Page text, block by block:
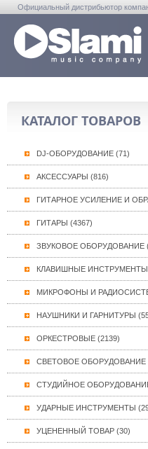
Официальный дистрибьютор
КАТАЛОГ ТОВАРОВ
DJ-ОБОРУДОВАНИЕ (71)
АКСЕССУАРЫ (816)
ГИТАРНОЕ УСИЛЕНИЕ И
ГИТАРЫ (4367)
ЗВУКОВОЕ ОБОРУДОВАНИЕ
КЛАВИШНЫЕ ИНСТРУМЕНТЫ
МИКРОФОНЫ И
НАУШНИКИ И ГАРНИТУРЫ
ОРКЕСТРОВЫЕ (2139)
СВЕТОВОЕ ОБОРУДОВАНИЕ
СТУДИЙНОЕ
УДАРНЫЕ ИНСТРУМЕНТЫ
УЦЕНЕННЫЙ ТОВАР (30)